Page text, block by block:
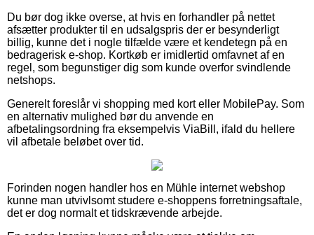
Du bør dog ikke overse, at hvis en forhandler på nettet
afsætter produkter til en udsalgspris der er besynderligt
billig, kunne det i nogle tilfælde være et kendetegn på en
bedragerisk e-shop. Kortkøb er imidlertid omfavnet af en
regel, som begunstiger dig som kunde overfor svindlende
netshops.
Generelt foreslår vi shopping med kort eller MobilePay. Som
en alternativ mulighed bør du anvende en
afbetalingsordning fra eksempelvis ViaBill, ifald du hellere
vil afbetale beløbet over tid.
Forinden nogen handler hos en Mühle internet webshop
kunne man utvivlsomt studere e-shoppens forretningsaftale,
det er dog normalt et tidskrævende arbejde.